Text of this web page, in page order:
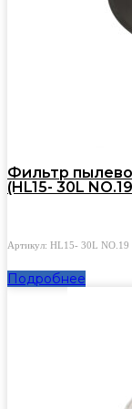
Фильтр
(HL15- 30L
Артикул: HL15- 30L NO.19
Подробнее